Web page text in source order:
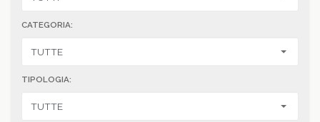
CATEGORIA:
TIPOLOGIA: